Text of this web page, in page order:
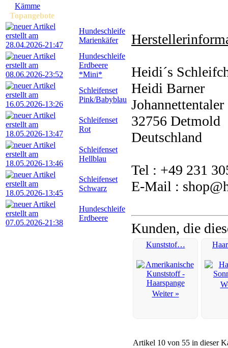
Kämme
Topangebote
Hundeschleife
Marienkäfer
Hundeschleife
Erdbeere
*Mini*
Schleifenset
Pink/Babyblau
Schleifenset
Rot
Schleifenset
Hellblau
Schleifenset
Schwarz
Hundeschleife
Erdbeere
Heidi´s
Heidi Barner
Johannettentaler
32756 Detmold
Deutschland
Tel : +49 231
E-Mail :
Kunden, die
Kunststof…
Weiter »
Artikel 10 von 55 in dieser